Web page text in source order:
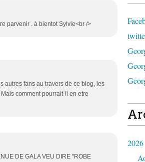
parvenir . à bientot Sylvie<br />
autres fans au travers de ce blog, les
comment pourrait-il en etre
DE GALA VEU DIRE "ROBE
2026